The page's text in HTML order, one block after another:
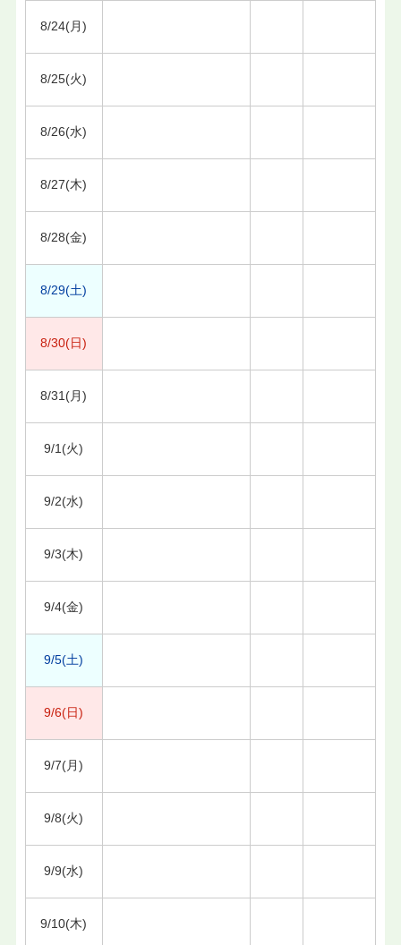
8/24(月)
8/25(火)
8/26(水)
8/27(木)
8/28(金)
8/29(土)
8/30(日)
8/31(月)
9/1(火)
9/2(水)
9/3(木)
9/4(金)
9/5(土)
9/6(日)
9/7(月)
9/8(火)
9/9(水)
9/10(木)